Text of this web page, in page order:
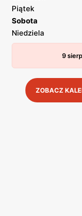
Piątek
Sobota
Niedziela
9
ZOBACZ